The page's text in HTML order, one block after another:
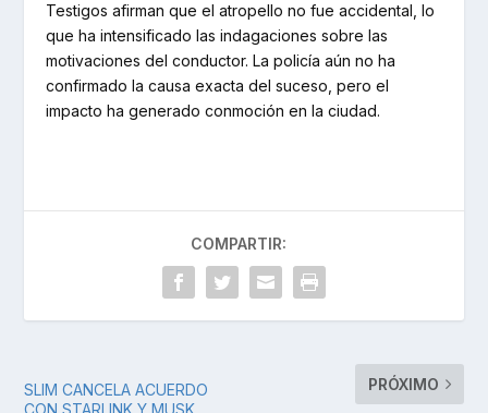
Testigos afirman que el atropello no fue accidental, lo
que ha intensificado las indagaciones sobre las
motivaciones del conductor. La policía aún no ha
confirmado la causa exacta del suceso, pero el
impacto ha generado conmoción en la ciudad.
COMPARTIR:
SLIM CANCELA ACUERDO
PRÓXIMO